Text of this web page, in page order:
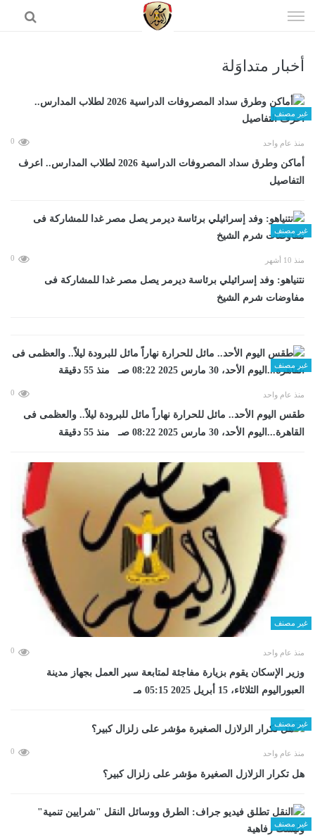
الى
أخبار متداوَلة
غير مصنف
منذ عام واحد 0
أماكن وطرق سداد المصروفات الدراسية 2026 لطلاب المدارس.. اعرف
التفاصيل
غير مصنف
منذ 10 أشهر 0
نتنياهو: وفد إسرائيلي برئاسة ديرمر يصل مصر غدا للمشاركة فى
مفاوضات شرم الشيخ
غير مصنف
منذ عام واحد 0
طقس اليوم الأحد.. مائل للحرارة نهاراً مائل للبرودة ليلاً.. والعظمى فى
القاهرة...اليوم الأحد، 30 مارس 2025 08:22 صـ منذ 55 دقيقة
غير مصنف
منذ عام واحد 0
وزير الإسكان يقوم بزيارة مفاجئة لمتابعة سير العمل بجهاز مدينة
العبوراليوم الثلاثاء، 15 أبريل 2025 05:15 مـ
غير مصنف
منذ عام واحد 0
هل تكرار الزلازل الصغيرة مؤشر على زلزال كبير؟
غير مصنف